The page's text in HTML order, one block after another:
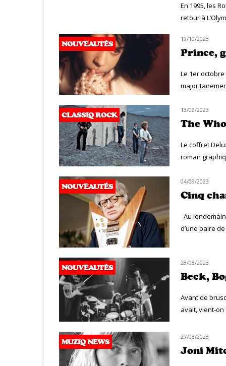
En 1995, les
retour à
NOUVEAUTÉS
19/10/2023
Prince,
Le 1er
CLASSIQ ROCK
13/09/2023
The
Le coffret
roman
NOUVEAUTÉS
04/09/2023
Cinq
Au
d’une paire
NOUVEAUTÉS
28/08/2023
Beck,
Avant de
avait, vient-on
MUZIQ NEWS
27/08/2023
Joni